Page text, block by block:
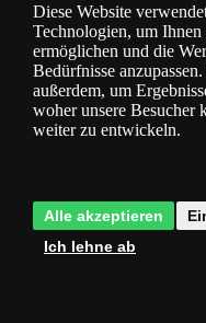
Diese Website
Technologien, um Ihnen
ermöglichen und die
Bedürfnisse
außerdem, um
woher unsere Besucher
weiter zu entwickeln.
Alle akzeptieren
Ich lehne ab